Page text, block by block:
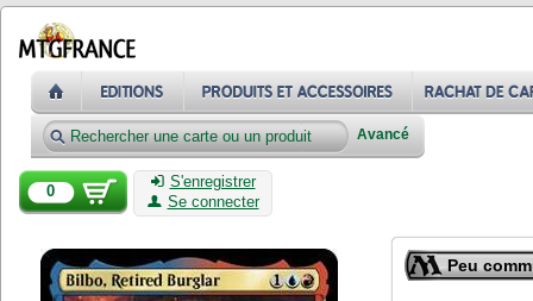
Avancé
0
S'enregistrer
Se connecter
Peu